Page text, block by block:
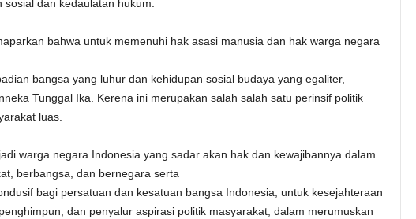
dan kedaulatan hukum.
bahwa untuk memenuhi hak asasi manusia dan hak warga negara
bangsa yang luhur dan kehidupan sosial budaya yang egaliter,
Tunggal Ika. Kerena ini merupakan salah salah satu perinsif politik
luas.
warga negara Indonesia yang sadar akan hak dan kewajibannya dalam
berbangsa, dan bernegara serta
bagi persatuan dan kesatuan bangsa Indonesia, untuk kesejahteraan
dan penyalur aspirasi politik masyarakat, dalam merumuskan